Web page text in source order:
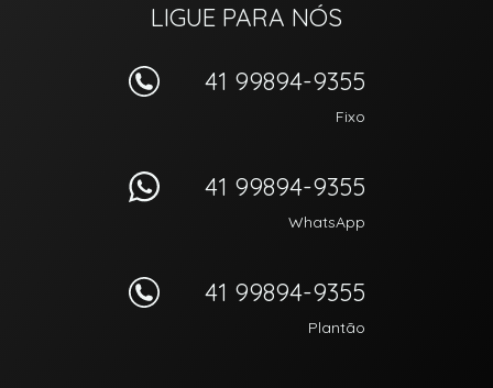
LIGUE PARA NÓS
41 99894-9355
Fixo
41 99894-9355
WhatsApp
41 99894-9355
Plantão